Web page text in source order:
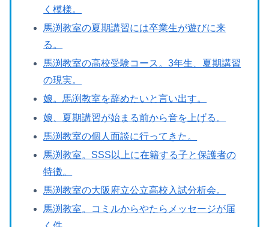
く模様。
馬渕教室の夏期講習には卒業生が遊びに来
る。
馬渕教室の高校受験コース。3年生、夏期講習
の現実。
娘。馬渕教室を辞めたいと言い出す。
娘、夏期講習が始まる前から音を上げる。
馬渕教室の個人面談に行ってきた。
馬渕教室。SSS以上に在籍する子と保護者の
特徴。
馬渕教室の大阪府立公立高校入試分析会。
馬渕教室。コミルからやたらメッセージが届